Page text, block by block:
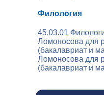
Филология
45.03.01
Ломоносова для
(бакалавриат и
Ломоносова для
(бакалавриат и